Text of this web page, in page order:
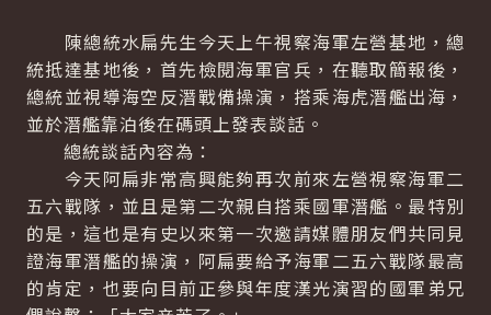
陳總統水扁先生今天上午視察海軍左營基地，總
統抵達基地後，首先檢閱海軍官兵，在聽取簡報後，
總統並視導海空反潛戰備操演，搭乘海虎潛艦出海，
並於潛艦靠泊後在碼頭上發表談話。
總統談話內容為：
今天阿扁非常高興能夠再次前來左營視察海軍二
五六戰隊，並且是第二次親自搭乘國軍潛艦。最特別
的是，這也是有史以來第一次邀請媒體朋友們共同見
證海軍潛艦的操演，阿扁要給予海軍二五六戰隊最高
的肯定，也要向目前正參與年度漢光演習的國軍弟兄